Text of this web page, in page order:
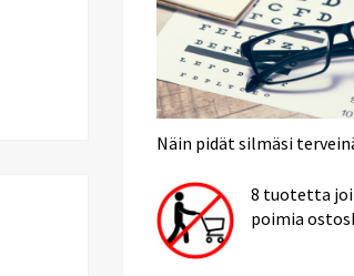
Näin pidät silmäsi
8 tuotetta
poimia